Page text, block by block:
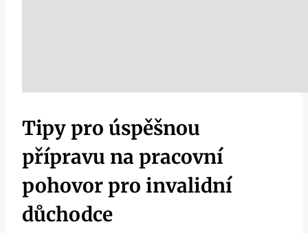
Tipy pro úspěšnou
přípravu na pracovní
pohovor pro invalidní
důchodce